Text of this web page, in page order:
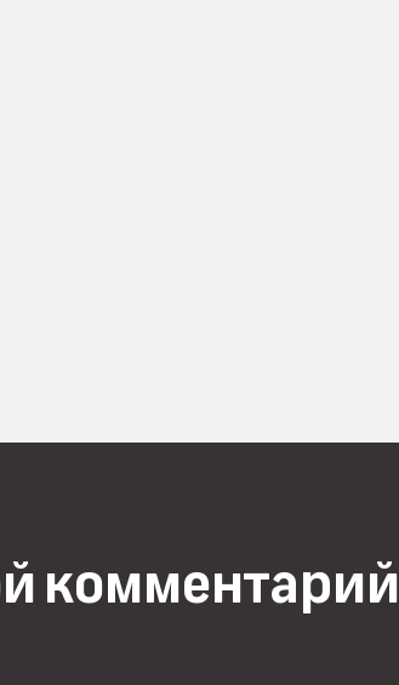
комментарий